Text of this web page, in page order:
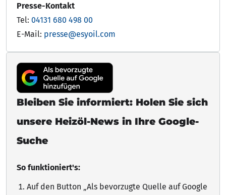
Presse-Kontakt
Tel: 04131 680 498 00
E-Mail: presse@esyoil.com
Bleiben Sie informiert: Holen Sie sich
unsere Heizöl-News in Ihre Google-
Suche
So funktioniert's:
Auf den Button „Als bevorzugte Quelle auf Google